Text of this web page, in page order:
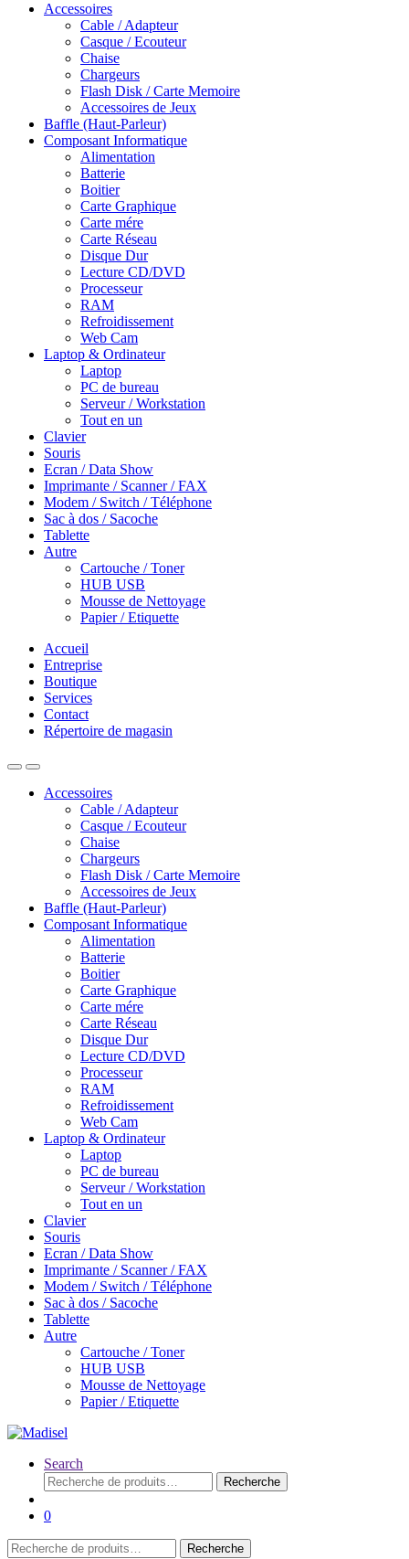
Accessoires
Cable / Adapteur
Casque / Ecouteur
Chaise
Chargeurs
Flash Disk / Carte Memoire
Accessoires de Jeux
Baffle (Haut-Parleur)
Composant Informatique
Alimentation
Batterie
Boitier
Carte Graphique
Carte mére
Carte Réseau
Disque Dur
Lecture CD/DVD
Processeur
RAM
Refroidissement
Web Cam
Laptop & Ordinateur
Laptop
PC de bureau
Serveur / Workstation
Tout en un
Clavier
Souris
Ecran / Data Show
Imprimante / Scanner / FAX
Modem / Switch / Téléphone
Sac à dos / Sacoche
Tablette
Autre
Cartouche / Toner
HUB USB
Mousse de Nettoyage
Papier / Etiquette
Accueil
Entreprise
Boutique
Services
Contact
Répertoire de magasin
Accessoires
Cable / Adapteur
Casque / Ecouteur
Chaise
Chargeurs
Flash Disk / Carte Memoire
Accessoires de Jeux
Baffle (Haut-Parleur)
Composant Informatique
Alimentation
Batterie
Boitier
Carte Graphique
Carte mére
Carte Réseau
Disque Dur
Lecture CD/DVD
Processeur
RAM
Refroidissement
Web Cam
Laptop & Ordinateur
Laptop
PC de bureau
Serveur / Workstation
Tout en un
Clavier
Souris
Ecran / Data Show
Imprimante / Scanner / FAX
Modem / Switch / Téléphone
Sac à dos / Sacoche
Tablette
Autre
Cartouche / Toner
HUB USB
Mousse de Nettoyage
Papier / Etiquette
Search
Recherche
pour :
Recherche
0
Recherche
Recherche